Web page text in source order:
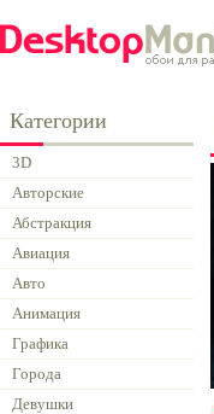
Категории
3D
Авторские
Абстракция
Авиация
Авто
Анимация
Графика
Города
Девушки